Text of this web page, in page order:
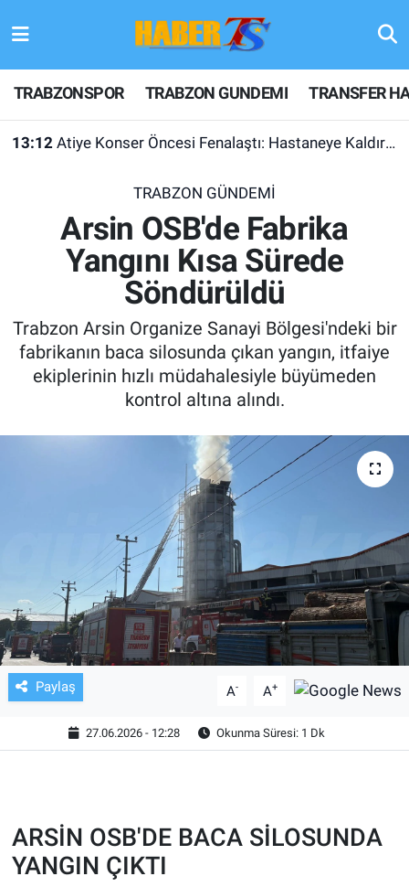
TRABZONSPOR TRABZON GUNDEMI TRANSFER
13:12 Atiye Konser Öncesi Fenalaştı: Hastaneye Kaldırıldı
TRABZON GÜNDEMİ
Arsin OSB'de Fabrika
Yangını Kısa Sürede
Söndürüldü
Trabzon Arsin Organize Sanayi Bölgesi'ndeki bir
fabrikanın baca silosunda çıkan yangın, itfaiye
ekiplerinin hızlı müdahalesiyle büyümeden
kontrol altına alındı.
Paylaş A- A+
27.06.2026 - 12:28 Okunma Süresi: 1 Dk
ARSİN OSB'DE BACA SİLOSUNDA
YANGIN ÇIKTI
TRABZONSPOR
TRABZON GUNDEMI
KULİS MEYDANI
1461 TRABZON
FUTBOL
ALT LIGLER
GENEL
KÜLTÜR SANAT
ASAYİŞ
EKONOMİ
HABERDE İNSAN
Hava Durumu
Trafik Durumu
Son Dakika Haberleri
Haber Arşivi